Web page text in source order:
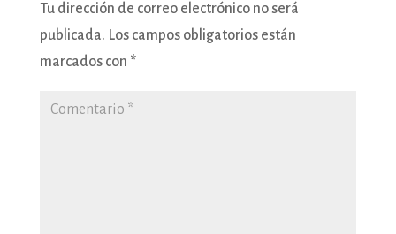
Tu dirección de correo electrónico no será
publicada. Los campos obligatorios están
marcados con *